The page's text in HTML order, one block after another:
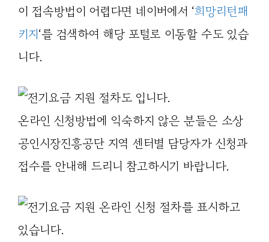
이 접속방법이 어렵다면 네이버에서 ‘희망리턴패
키지‘를 검색하여 해당 포털로 이동할 수도 있습
니다.
온라인 신청방법에 익숙하지 않은 분들은 소상
공인시장진흥공단 지역 센터별 담당자가 신청과
접수를 안내해 드리니 참고하시기 바랍니다.